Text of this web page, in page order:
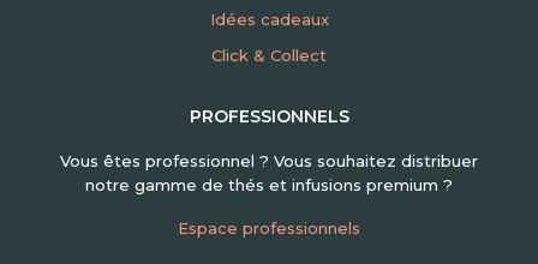
Idées cadeaux
Click & Collect
PROFESSIONNELS
Vous êtes professionnel ? Vous souhaitez distribuer
notre gamme de thés et infusions premium ?
Espace professionnels